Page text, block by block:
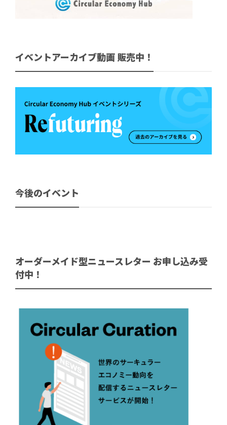
イベントアーカイブ動画 販売中！
今後のイベント
オーダーメイド型ニュースレター お申し込み受
付中！